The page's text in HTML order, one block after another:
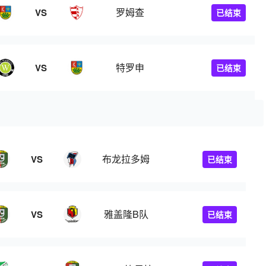
VS 罗姆查 已结束
VS 特罗申 已结束
VS 布龙拉多姆 已结束
VS 雅盖隆B队 已结束